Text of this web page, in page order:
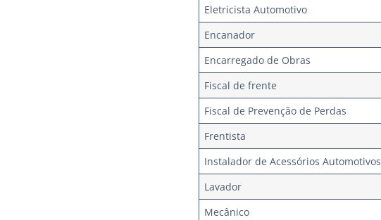
Eletricista Automotivo
Encanador
Encarregado de Obras
Fiscal de frente
Fiscal de Prevenção de Perdas
Frentista
Instalador de Acessórios Automotivos
Lavador
Mecânico